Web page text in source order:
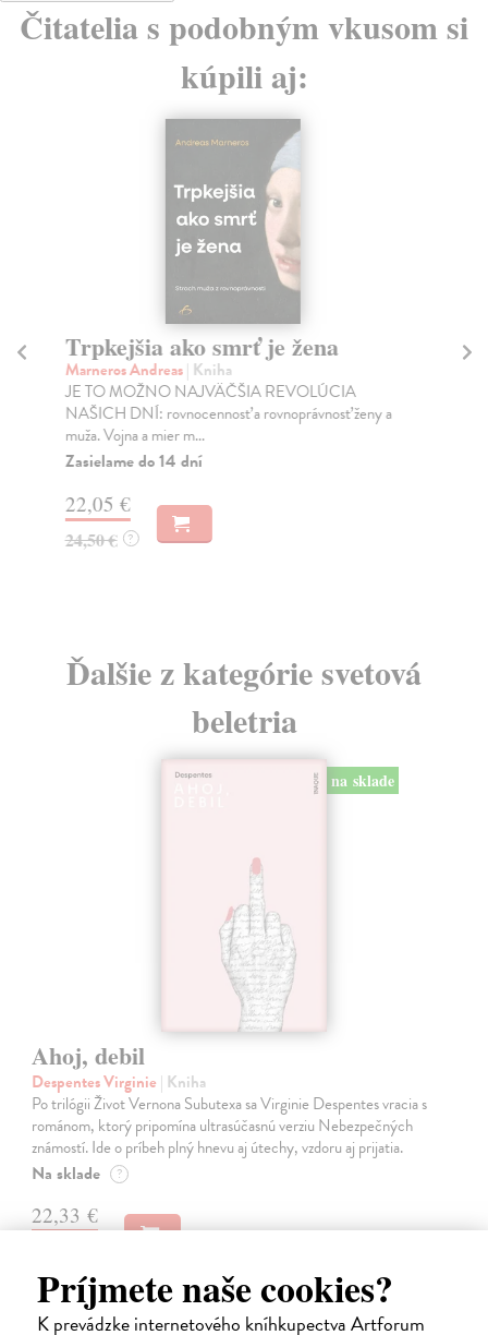
Príjmete naše cookies?
K prevádzke internetového kníhkupectva Artforum
Čitatelia s podobným vkusom si
kúpili aj:
Trpkejšia ako smrť je žena
Marneros Andreas| Kniha
JE TO MOŽNO NAJVÄČŠIA REVOLÚCIA
NAŠICH DNÍ: rovnocennosť a rovnoprávnosť ženy a
muža. Vojna a mier m...
Zasielame do 14 dní
22,05 €
24,50 € ?
Ďalšie z kategórie svetová
beletria
na sklade
Ahoj, debil
Despentes Virginie | Kniha
Po trilógii Život Vernona Subutexa sa Virginie Despentes vracia s
románom, ktorý pripomína ultrasúčasnú verziu Nebezpečných
známostí. Ide o príbeh plný hnevu aj útechy, vzdoru aj prijatia.
Na sklade ?
22,33 €
na sklade